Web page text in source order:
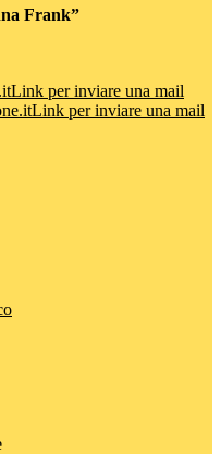
Frank”
Link per inviare una mail
Link per inviare una mail